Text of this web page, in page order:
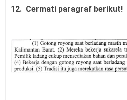
12. Cermati paragraf berikut!